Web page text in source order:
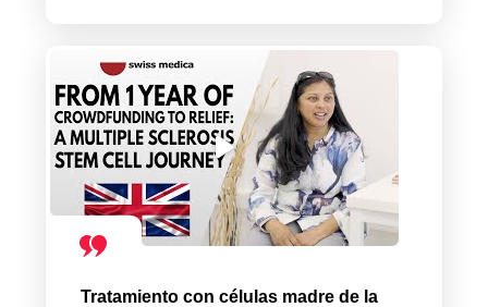
Tratamiento con células madre de la